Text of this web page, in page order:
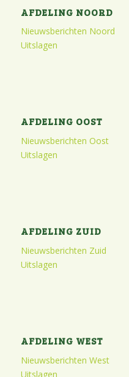
AFDELING NOORD
Nieuwsberichten Noord
Uitslagen
AFDELING OOST
Nieuwsberichten Oost
Uitslagen
AFDELING ZUID
Nieuwsberichten Zuid
Uitslagen
AFDELING WEST
Nieuwsberichten West
Uitslagen